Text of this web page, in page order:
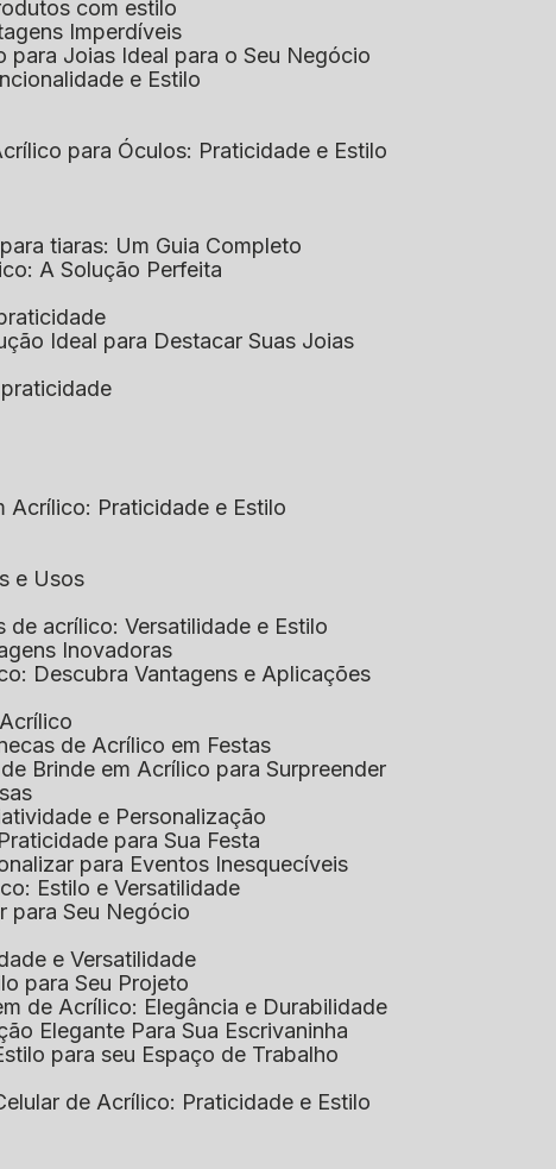
com estilo
Imperdíveis
para Joias Ideal para o Seu Negócio
e Estilo
para Óculos: Praticidade e Estilo
tiaras: Um Guia Completo
A Solução Perfeita
Ideal para Destacar Suas Joias
Acrílico: Praticidade e Estilo
e Usos
de acrílico: Versatilidade e Estilo
Inovadoras
Descubra Vantagens e Aplicações
de Acrílico em Festas
de Brinde em Acrílico para Surpreender
e Personalização
para Sua Festa
para Eventos Inesquecíveis
Estilo e Versatilidade
para Seu Negócio
e Versatilidade
para Seu Projeto
de Acrílico: Elegância e Durabilidade
Elegante Para Sua Escrivaninha
para seu Espaço de Trabalho
de Acrílico: Praticidade e Estilo